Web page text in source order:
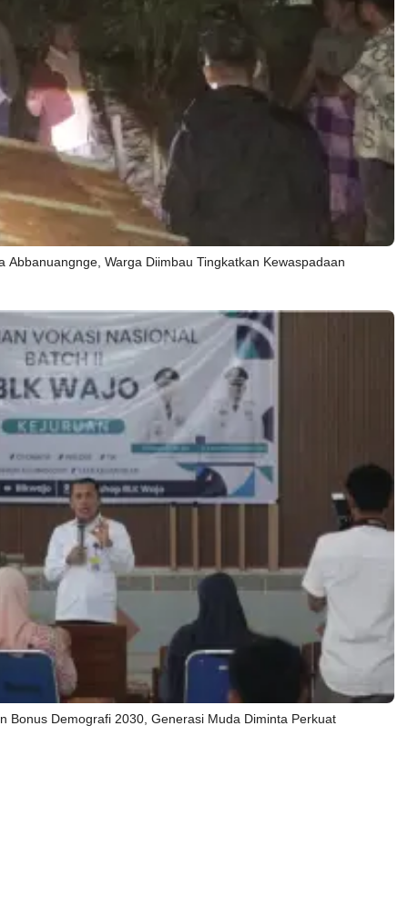
Abbanuangnge, Warga Diimbau Tingkatkan Kewaspadaan
Bonus Demografi 2030, Generasi Muda Diminta Perkuat